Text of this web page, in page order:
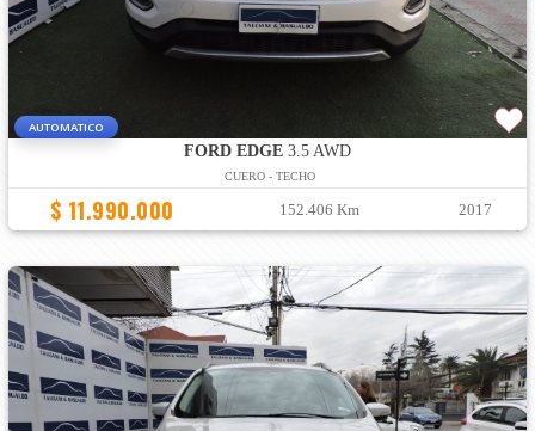
AUTOMATICO
FORD EDGE3.5 AWD
CUERO - TECHO
$ 11.990.000 152.406 Km 2017